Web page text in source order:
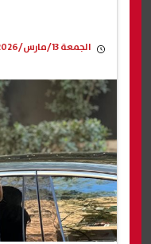
الجمعة 13/مارس/2026 - 10:47 م